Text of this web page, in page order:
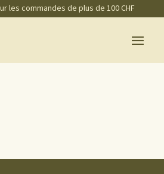
les commandes de plus de 100 CHF